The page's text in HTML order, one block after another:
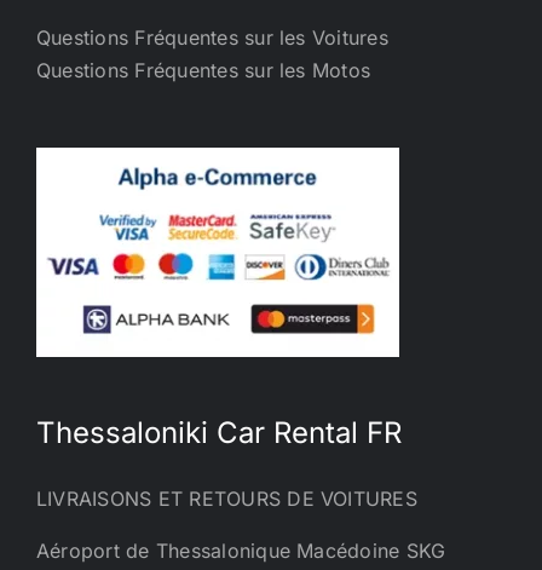
Questions Fréquentes sur les Voitures
Questions Fréquentes sur les Motos
Thessaloniki Car Rental FR
LIVRAISONS ET RETOURS DE VOITURES
Aéroport de Thessalonique Macédoine SKG